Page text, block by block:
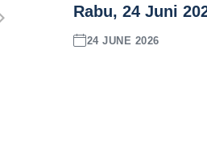
Rabu, 24 Juni
24 JUNE 2026